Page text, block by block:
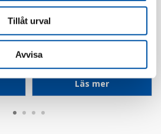
Tillåt urval
Avvisa
Flexrör HF 16/3G1,5
Läs mer